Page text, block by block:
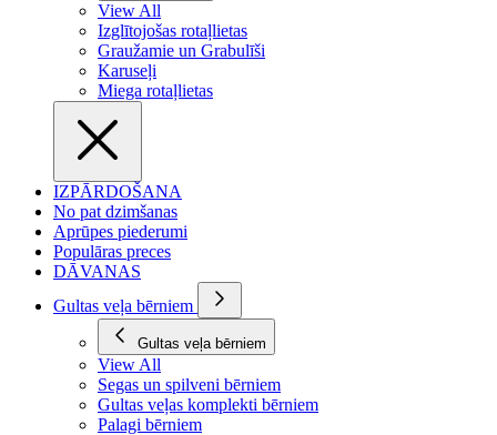
View All
Izglītojošas rotaļlietas
Graužamie un Grabulīši
Karuseļi
Miega rotaļlietas
IZPĀRDOŠANA
No pat dzimšanas
Aprūpes piederumi
Populāras preces
DĀVANAS
Gultas veļa bērniem
Gultas veļa bērniem
View All
Segas un spilveni bērniem
Gultas veļas komplekti bērniem
Palagi bērniem